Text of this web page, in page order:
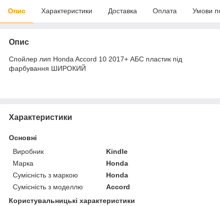
Опис Характеристики Доставка Оплата Умови
Опис
Спойлер лип Honda Accord 10 2017+ АБС пластик під
фарбування ШИРОКИЙ
Характеристики
Основні
Виробник
Kindle
Марка
Honda
Сумісність з маркою
Honda
Сумісність з моделлю
Accord
Користувальницькі характеристики